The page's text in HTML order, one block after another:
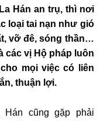
Hán an trụ, thì nơi
loại tai nạn như gió
vỡ đê, sóng thần…
các vị Hộ pháp luôn
mọi việc có liên
thuận lợi.
cũng gặp phải